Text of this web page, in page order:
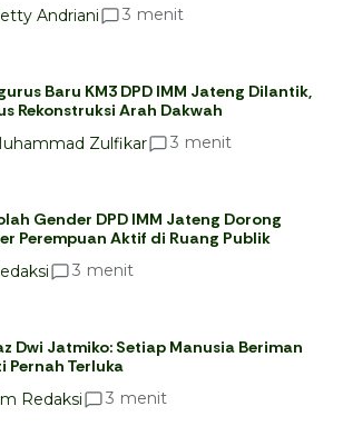
Andriani
3 menit
Baru KM3 DPD IMM Jateng Dilantik,
Rekonstruksi Arah Dakwah
Zulfikar
3 menit
Gender DPD IMM Jateng Dorong
Perempuan Aktif di Ruang Publik
3 menit
Dwi Jatmiko: Setiap Manusia Beriman
Pernah Terluka
Redaksi
3 menit